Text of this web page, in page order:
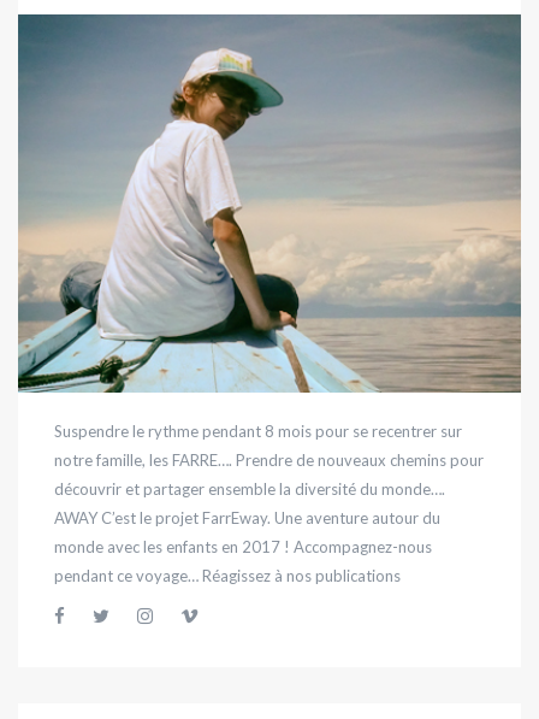
Suspendre le rythme pendant 8 mois pour se recentrer sur
notre famille, les FARRE…. Prendre de nouveaux chemins pour
découvrir et partager ensemble la diversité du monde….
AWAY C’est le projet FarrEway. Une aventure autour du
monde avec les enfants en 2017 ! Accompagnez-nous
pendant ce voyage… Réagissez à nos publications